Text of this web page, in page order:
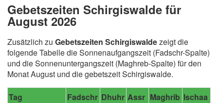
Gebetszeiten Schirgiswalde für
August 2026
Zusätzlich zu Gebetszeiten Schirgiswaldezeigt die
folgende Tabelle die Sonnenaufgangszeit (Fadschr-Spalte)
und die Sonnenuntergangszeit (Maghreb-Spalte) für den
Monat August und die gebetszeit Schirgiswalde.
Tag Fadschr Dhuhr Assr Maghrib Ischaa